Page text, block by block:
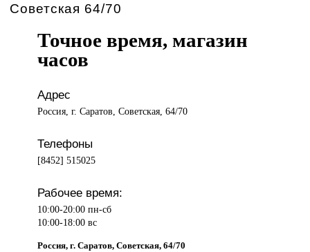
Советская 64/70
Точное время, магазин
часов
Адрес
Россия, г. Саратов, Советская, 64/70
Телефоны
[8452] 515025
Рабочее время:
10:00-20:00 пн-сб
10:00-18:00 вс
Россия, г. Саратов, Советская, 64/70